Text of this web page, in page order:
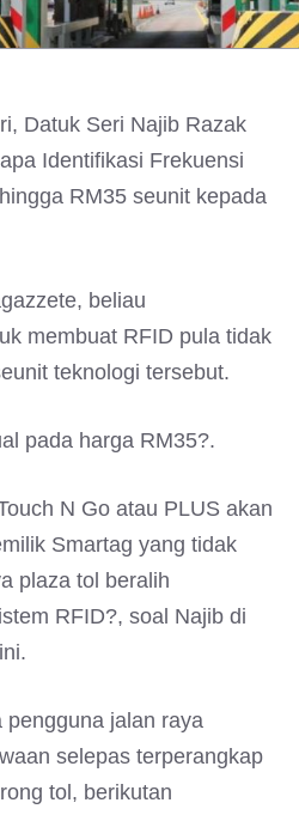
Datuk Seri Najib Razak
Identifikasi Frekuensi
RM35 seunit kepada
beliau
membuat RFID pula tidak
teknologi tersebut.
pada harga RM35?.
N Go atau PLUS akan
Smartag yang tidak
plaza tol beralih
RFID?, soal Najib di
pengguna jalan raya
selepas terperangkap
tol, berikutan